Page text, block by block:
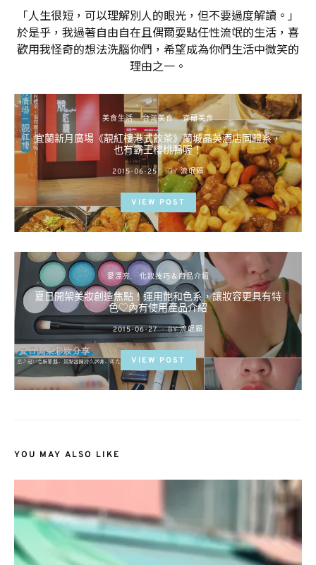
「人生很短，可以理解別人的眼光，但不要過度解讀。」
於是乎，我過著自由自在且偶爾耍點任性流氓的生活，喜
歡用我怪奇的想法洗腦你們，希望成為你們生活中微笑的
理由之一。
美食生活 台灣美食 宜蘭美食
宜蘭新月廣場《靚紅樓港式飲茶》蘭城晶英酒店同體系，
也有霸王櫻桃鴨喔！
POSTED
ON
2015-06-25 BY 流氓顆
VIEW POST
愛漂亮 化妝技巧＆商品介紹
夏日開架美妝創造焦點！運用飽和色系，讓妝容更具有特
色♡內有使用產品介紹
POSTED
ON
2015-06-27 BY 流氓顆
VIEW POST
YOU MAY ALSO LIKE